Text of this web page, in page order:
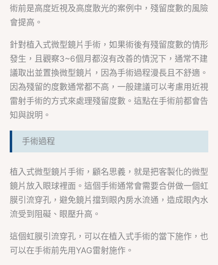
術前是高度近視及高度散光的案例中，殘留度數的風險
會提高。
針對植入式微型鏡片手術，如果術後有殘留度數的情形
發生，且觀察3~6個月都沒有改善的情況下，通常不建
議取出並置換微型鏡片，因為手術過程漫長且不舒適。
因為殘留的度數通常都不高，一般建議可以考慮用近視
雷射手術的方式來處理殘留度數。這點在手術前都會告
知與說明。
手術過程
植入式微型鏡片手術，顧名思義，就是把客製化的微型
鏡片放入眼球裡面。這個手術通常會需要合併做一個虹
膜引流穿孔，避免鏡片擋到眼內房水流通，造成眼內水
流受到阻礙、眼壓升高。
這個虹膜引流穿孔，可以在植入式手術的當下施作，也
可以在手術前先用YAG雷射施作。